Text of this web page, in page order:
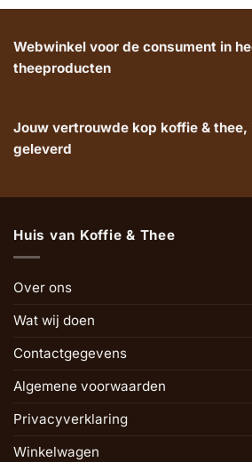
Webwinkel voor de consument in
theeproducten
Jouw vertrouwde kop koffie & thee,
geleverd
Huis van Koffie & Thee
Over ons
Wat wij doen
Contactgegevens
Algemene voorwaarden
Privacyverklaring
Winkelwagen